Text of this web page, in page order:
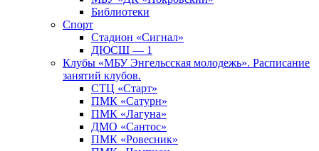
Библиотеки
Спорт
Стадион «Сигнал»
ДЮСШ — 1
Клубы «МБУ Энгельсская молодежь». Расписание
занятий клубов.
СТЦ «Старт»
ПМК «Сатурн»
ПМК «Лагуна»
ДМО «Сантос»
ПМК «Ровесник»